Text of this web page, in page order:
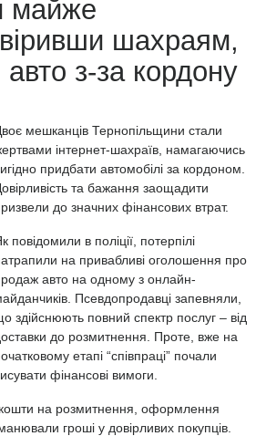
майже
шахраям,
авто з-за кордону
мешканців Тернопільщини стали
інтернет-шахраїв, намагаючись
придбати автомобілі за кордоном.
та бажання заощадити
до значних фінансових втрат.
повідомили в поліції, потерпілі
на привабливі оголошення про
авто на одному з онлайн-
Псевдопродавці запевняли,
здійснюють повний спектр послуг – від
до розмитнення. Проте, вже на
етапі “співпраці” почали
фінансові вимоги.
на розмитнення, оформлення
гроші у довірливих покупців.